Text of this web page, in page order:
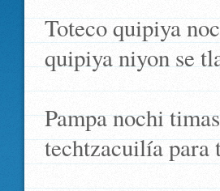
Toteco quipiya
quipiya niyon se
Pampa nochi
techtzacuilía para